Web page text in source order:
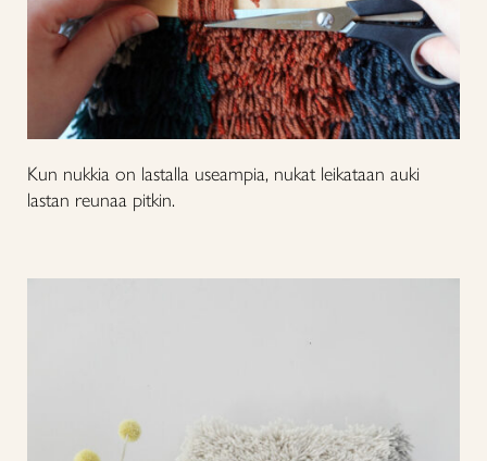
Kun nukkia on lastalla useampia, nukat leikataan auki
lastan reunaa pitkin.